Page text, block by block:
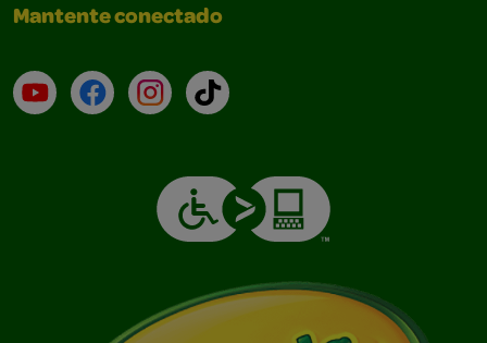
Mantente conectado
YouTube (en inglés)
Facebook (en inglés)
Instagram (en inglés)
TikTok